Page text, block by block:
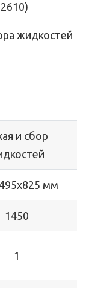
жидкостей
и сбор
мм
1450
1